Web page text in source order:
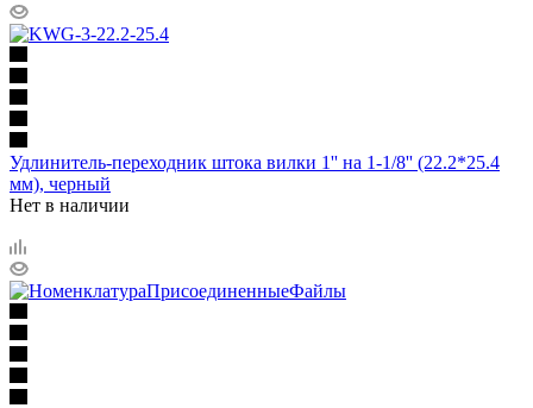
Удлинитель-переходник штока вилки 1'' на 1-1/8'' (22.2*25.4
мм), черный
Нет в наличии